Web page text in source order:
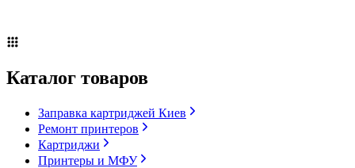
Каталог товаров
Заправка картриджей Киев
Ремонт принтеров
Картриджи
Принтеры и МФУ